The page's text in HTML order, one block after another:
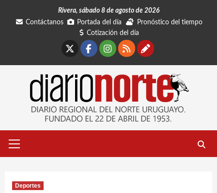
Rivera, sábado 8 de agosto de 2026
Contáctanos
Portada del día
Pronóstico del tiempo
Cotización del día
Facebook
Instagram
RSSContáctanos
primario
Deportes